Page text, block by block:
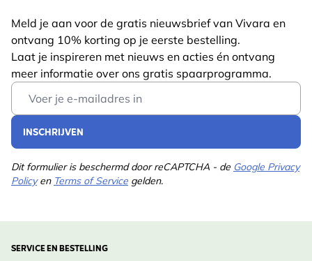
Meld je aan voor de gratis nieuwsbrief van Vivara en
ontvang 10% korting op je eerste bestelling.
Laat je inspireren met nieuws en acties én ontvang
meer informatie over ons gratis spaarprogramma.
Email Address
INSCHRIJVEN
Dit formulier is beschermd door reCAPTCHA - de Google Privacy
Policyen Terms of Service gelden.
SERVICE EN BESTELLING